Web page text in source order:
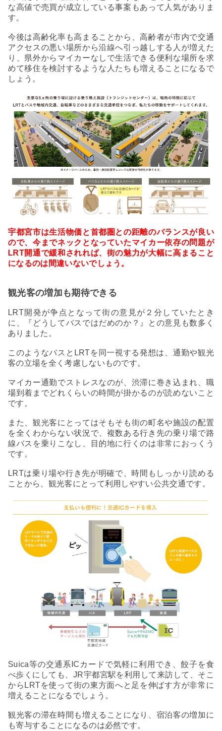
な高値で売買が成立している事案もあって人気がありま
す。
今後は高齢化率も高まることから、高齢者が市内で交通
アクセスの悪い場所から沿線へ引っ越しする人が増えた
り、県外からマイカーなしで生活できる便利な場所を求
めて移住を検討するような人たちも増えることになるで
しょう。
宇都宮市は生活物価と首都圏との距離のバランスが良い
ので、今までネックとなっていたマイカー依存の問題が
LRT開通で緩和されれば、街の魅力が大幅に高まること
になるのは間違いないでしょう。
観光客の増加も期待できる
LRT開発が争点となって街の意見が２分していたとき
に、『どうしてバスではだめのか？』との意見も数多く
ありました。
このようなバスとLRTを同一視する発想は、通勤や観光
客の立場を全く考慮しないものです。
マイカー通勤でストレスなのが、渋滞に巻き込まれ、職
場到着までどれくらいの時間が掛かるのが読めないこと
です。
また、観光客にとってはそもそも街の町名や施設の配置
を全くわからない状況で、複数ある行き先の乗り場で路
線バスを乗りこなし、目的地に行くのは非常におっくう
です。
LRTは乗り場や行き先が明確で、時間もしっかり読める
ことから、観光客にとって利用しやすい公共交通です。
Suica等の交通系ICカードで気軽に利用でき、餃子を食
べ歩くにしても、JR宇都宮駅を利用して来訪して、そこ
からLRTを使って街の東方面へと足を伸ばす方が非常に
増えることになるでしょう。
観光客の滞在時間も増えることになり、宿泊客の増加に
も寄与することになるのは必然です。